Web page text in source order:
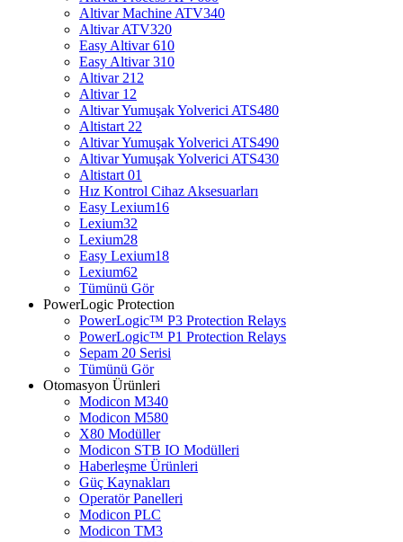
Altivar Machine ATV340
Altivar ATV320
Easy Altivar 610
Easy Altivar 310
Altivar 212
Altivar 12
Altivar Yumuşak Yolverici ATS480
Altistart 22
Altivar Yumuşak Yolverici ATS490
Altivar Yumuşak Yolverici ATS430
Altistart 01
Hız Kontrol Cihaz Aksesuarları
Easy Lexium16
Lexium32
Lexium28
Easy Lexium18
Lexium62
Tümünü Gör
PowerLogic Protection
PowerLogic™ P3 Protection Relays
PowerLogic™ P1 Protection Relays​
Sepam 20 Serisi
Tümünü Gör
Otomasyon Ürünleri
Modicon M340
Modicon M580
X80 Modüller
Modicon STB IO Modülleri
Haberleşme Ürünleri
Güç Kaynakları
Operatör Panelleri
Modicon PLC
Modicon TM3